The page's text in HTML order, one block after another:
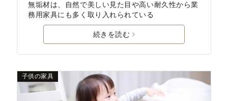
無垢材は、自然で美しい見た目や高い耐久性から業
務用家具にも多く取り入れられている
続きを読む
子供の家具